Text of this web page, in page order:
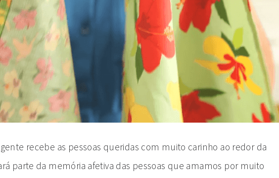
recebe as pessoas queridas com muito carinho ao redor da
parte da memória afetiva das pessoas que amamos por muito